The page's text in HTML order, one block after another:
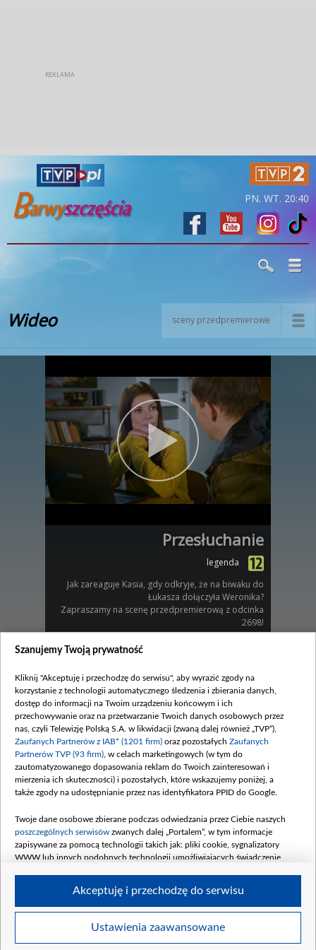
PN. WT. 20:40
Wideo sceny przedpremierowe
Przesłuchanie
legenda
Jak zareaguje Kasia, gdy odkryje, że na biwaku do
Łukasza dołączyła Weronika?
Zapraszamy na scenę przedpremierową z odcinka
2698!
Zobacz również
Elżbieta i Grzelakowie...
Komentarze
regulamin tvp.pl pomoc polityka prywatności
zgody
s redakcja newsletter kontakt
Szanujemy Twoją prywatność
Kliknij "Akceptuję i przechodzę do serwisu", aby wyrazić zgody na
korzystanie z technologii automatycznego śledzenia i zbierania danych,
dostęp do informacji na Twoim urządzeniu końcowym i ich
przechowywanie oraz na przetwarzanie Twoich danych osobowych przez
nas, czyli Telewizję Polską S.A. w likwidacji (zwaną dalej również „TVP”),
Zaufanych Partnerów z IAB* (1201 firm) oraz pozostałych Zaufanych
Partnerów TVP (93 firm) , w celach marketingowych (w tym do
zautomatyzowanego dopasowania reklam do Twoich zainteresowań i
mierzenia ich skuteczności) i pozostałych, które wskazujemy poniżej, a
także zgody na udostępnianie przez nas identyfikatora PPID do Google.
Twoje dane osobowe zbierane podczas odwiedzania przez Ciebie naszych
poszczególnych serwisów zwanych dalej „Portalem”, w tym informacje
zapisywane za pomocą technologii takich jak: pliki cookie, sygnalizatory
WWW lub innych podobnych technologii umożliwiających świadczenie
Twoje dane osobowe zbierane podczas odwiedzania przez Ciebie
Ustawienia zaawansowane
Akceptuję i przechodzę do serwisu